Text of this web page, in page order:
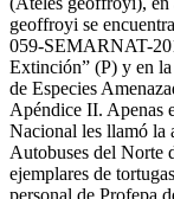
geoffroyi se
059-SEMARNAT-
Extinción” (P) y en
de Especies
Apéndice II. Apenas
Nacional les llamó la
Autobuses del Norte
ejemplares de
personal de Profepa